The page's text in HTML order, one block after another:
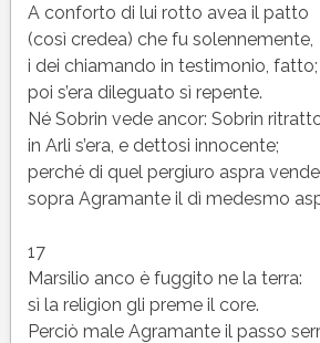
A conforto di lui rotto avea il patto
(così credea) che fu solennemente,
i dei chiamando in testimonio, fatto;
poi s’era dileguato sì repente.
Né Sobrin vede ancor: Sobrin
in Arli s’era, e dettosi innocente;
perché di quel pergiuro aspra
sopra Agramante il dì medesmo
17
Marsilio anco è fuggito ne la terra:
sì la religion gli preme il core.
Perciò male Agramante il passo